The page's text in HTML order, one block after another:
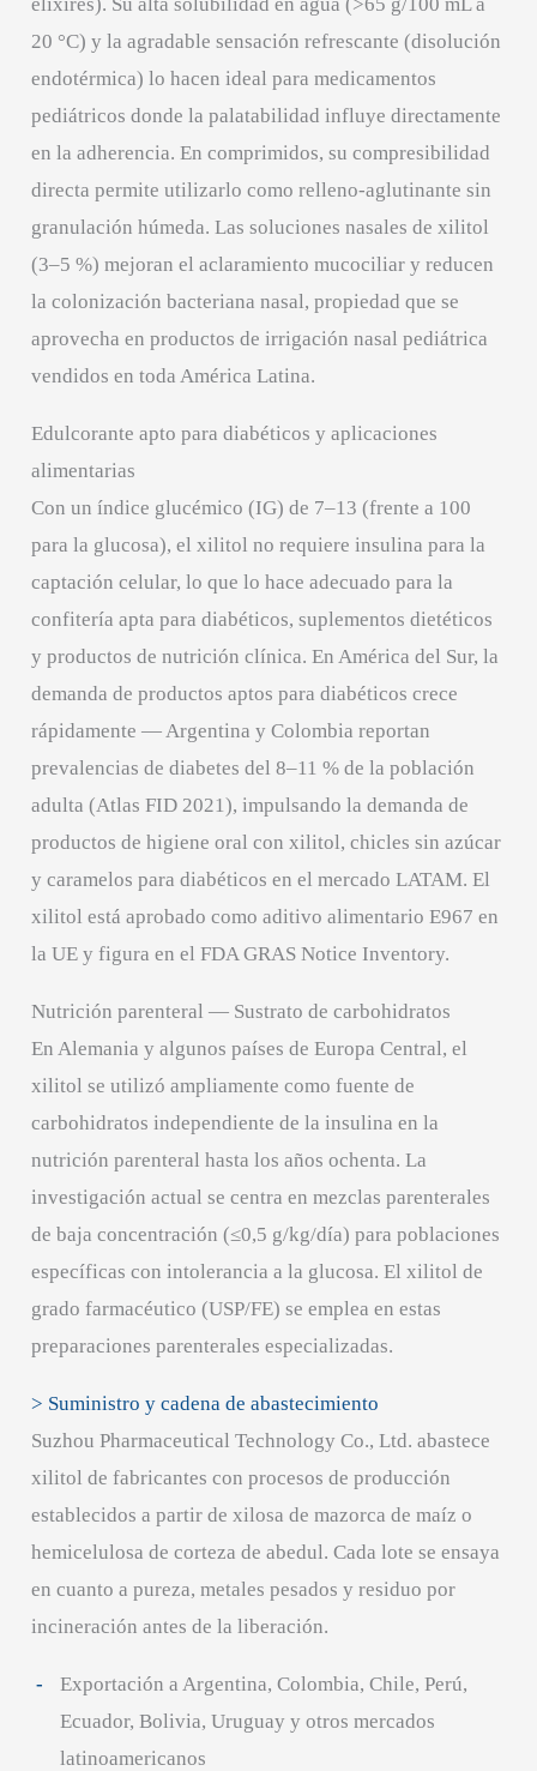
20 °C) y la agradable sensación refrescante (disolución
endotérmica) lo hacen ideal para medicamentos
pediátricos donde la palatabilidad influye directamente
en la adherencia. En comprimidos, su compresibilidad
directa permite utilizarlo como relleno-aglutinante sin
granulación húmeda. Las soluciones nasales de xilitol
(3–5 %) mejoran el aclaramiento mucociliar y reducen
la colonización bacteriana nasal, propiedad que se
aprovecha en productos de irrigación nasal pediátrica
vendidos en toda América Latina.
Edulcorante apto para diabéticos y aplicaciones
alimentarias
Con un índice glucémico (IG) de 7–13 (frente a 100
para la glucosa), el xilitol no requiere insulina para la
captación celular, lo que lo hace adecuado para la
confitería apta para diabéticos, suplementos dietéticos
y productos de nutrición clínica. En América del Sur, la
demanda de productos aptos para diabéticos crece
rápidamente — Argentina y Colombia reportan
prevalencias de diabetes del 8–11 % de la población
adulta (Atlas FID 2021), impulsando la demanda de
productos de higiene oral con xilitol, chicles sin azúcar
y caramelos para diabéticos en el mercado LATAM. El
xilitol está aprobado como aditivo alimentario E967 en
la UE y figura en el FDA GRAS Notice Inventory.
Nutrición parenteral — Sustrato de carbohidratos
En Alemania y algunos países de Europa Central, el
xilitol se utilizó ampliamente como fuente de
carbohidratos independiente de la insulina en la
nutrición parenteral hasta los años ochenta. La
investigación actual se centra en mezclas parenterales
de baja concentración (≤0,5 g/kg/día) para poblaciones
específicas con intolerancia a la glucosa. El xilitol de
grado farmacéutico (USP/FE) se emplea en estas
preparaciones parenterales especializadas.
> Suministro y cadena de abastecimiento
Suzhou Pharmaceutical Technology Co., Ltd. abastece
xilitol de fabricantes con procesos de producción
establecidos a partir de xilosa de mazorca de maíz o
hemicelulosa de corteza de abedul. Cada lote se ensaya
en cuanto a pureza, metales pesados y residuo por
incineración antes de la liberación.
Exportación a Argentina, Colombia, Chile, Perú,
Ecuador, Bolivia, Uruguay y otros mercados
latinoamericanos